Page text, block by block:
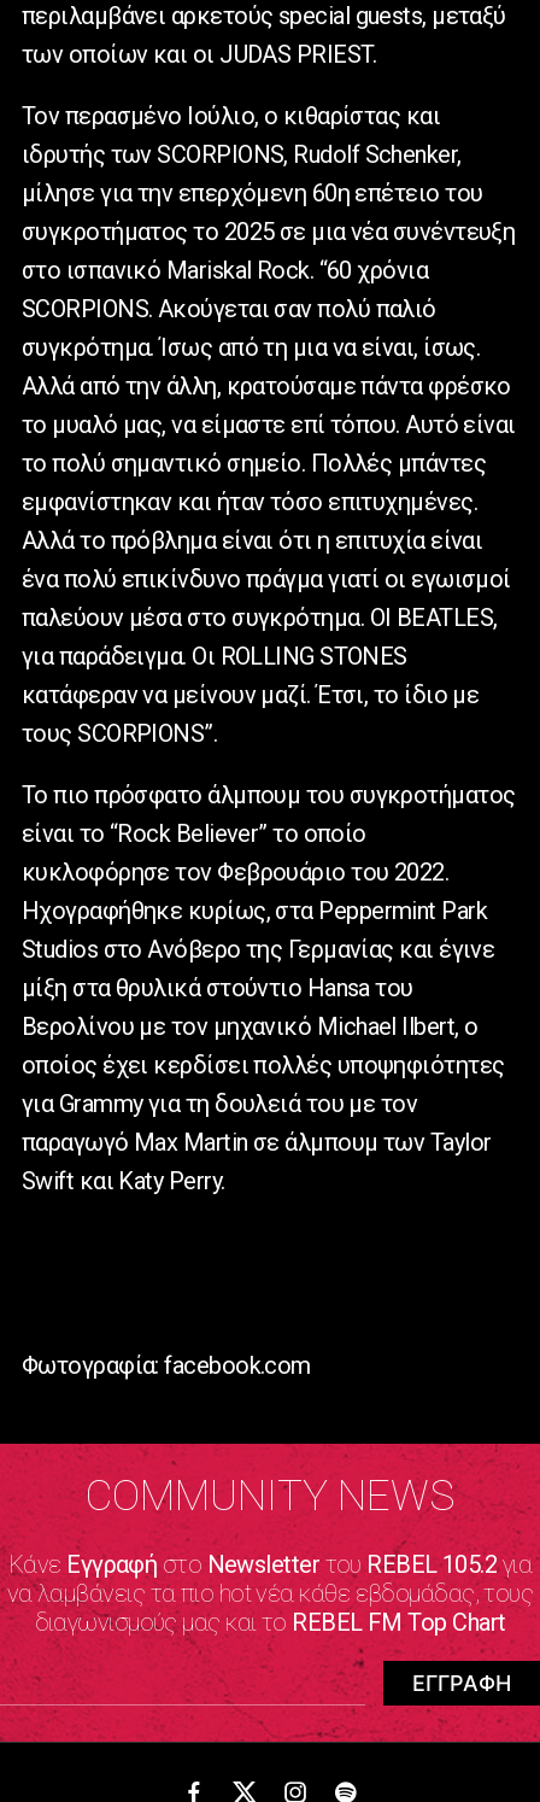
περιλαμβάνει αρκετούς special guests, μεταξύ
των οποίων και οι JUDAS PRIEST.
Τον περασμένο Ιούλιο, ο κιθαρίστας και
ιδρυτής των SCORPIONS, Rudolf Schenker,
μίλησε για την επερχόμενη 60η επέτειο του
συγκροτήματος το 2025 σε μια νέα συνέντευξη
στο ισπανικό Mariskal Rock. “60 χρόνια
SCORPIONS. Ακούγεται σαν πολύ παλιό
συγκρότημα. Ίσως από τη μια να είναι, ίσως.
Αλλά από την άλλη, κρατούσαμε πάντα φρέσκο
το μυαλό μας, να είμαστε επί τόπου. Αυτό είναι
το πολύ σημαντικό σημείο. Πολλές μπάντες
εμφανίστηκαν και ήταν τόσο επιτυχημένες.
Αλλά το πρόβλημα είναι ότι η επιτυχία είναι
ένα πολύ επικίνδυνο πράγμα γιατί οι εγωισμοί
παλεύουν μέσα στο συγκρότημα. ΟΙ BEATLES,
για παράδειγμα. Οι ROLLING STONES
κατάφεραν να μείνουν μαζί. Έτσι, το ίδιο με
τους SCORPIONS”.
Το πιο πρόσφατο άλμπουμ του συγκροτήματος
είναι το “Rock Believer” το οποίο
κυκλοφόρησε τον Φεβρουάριο του 2022.
Ηχογραφήθηκε κυρίως, στα Peppermint Park
Studios στο Ανόβερο της Γερμανίας και έγινε
μίξη στα θρυλικά στούντιο Hansa του
Βερολίνου με τον μηχανικό Michael Ilbert, ο
οποίος έχει κερδίσει πολλές υποψηφιότητες
για Grammy για τη δουλειά του με τον
παραγωγό Max Martin σε άλμπουμ των Taylor
Swift και Katy Perry.
Φωτογραφία: facebook.com
COMMUNITY NEWS
Κάνε Εγγραφήστο NewsletterτουREBEL 105.2για
να λαμβάνεις τα πιο hot νέα κάθε εβδομάδας, τους
διαγωνισμούς μας και το REBEL FM Top Chart